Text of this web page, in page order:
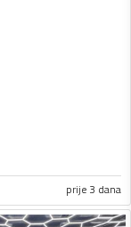
prije 3 dana